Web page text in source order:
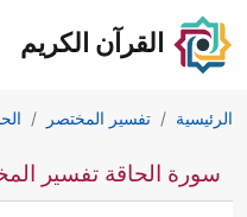
القرآن الكريم
الرئيسية تفسير المختصر
سورة الحاقة تفسير